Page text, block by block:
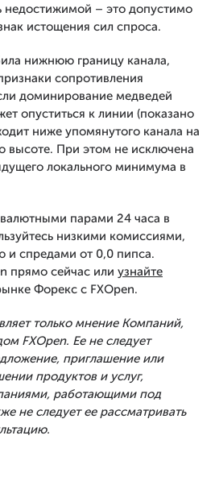
недостижимой – это допустимо
истощения сил спроса.
нижнюю границу канала,
сопротивления
доминирование медведей
опуститься к линии (показано
ниже упомянутого канала на
высоте. При этом не исключена
локального минимума в
парами 24 часа в
низкими комиссиями,
и спредами от 0,0 пипса.
прямо сейчас или узнайте
Форекс с FXOpen.
только мнение Компаний,
FXOpen. Ее не следует
приглашение или
продуктов и услуг,
работающими под
не следует ее рассматривать